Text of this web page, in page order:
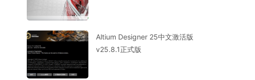
Altium Designer 25中文激活版
v25.8.1正式版